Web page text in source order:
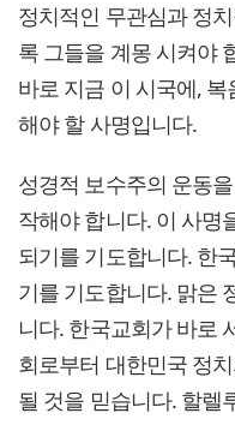
정치적인 무관심과 정
록 그들을 계몽 시켜야
바로 지금 이 시국에,
해야 할 사명입니다.
성경적 보수주의 운동
작해야 합니다. 이 사명
되기를 기도합니다. 한
기를 기도합니다. 맑은
니다. 한국교회가 바로
회로부터 대한민국 정
될 것을 믿습니다. 할렐